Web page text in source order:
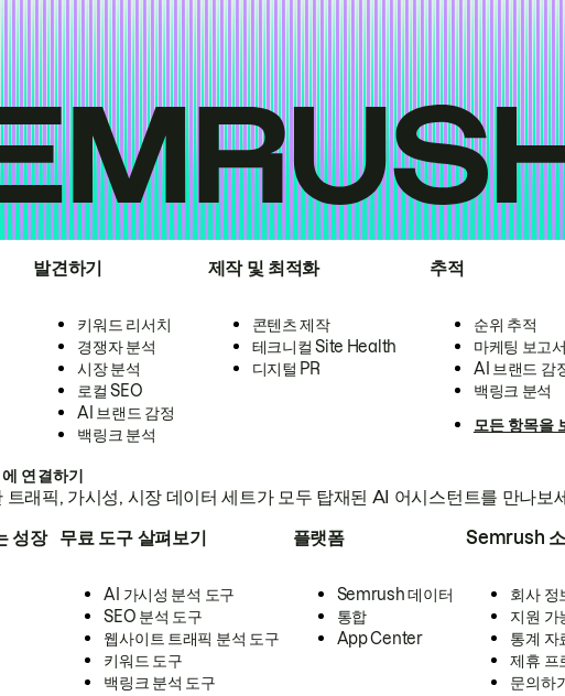
발견하기
키워드 리서치
경쟁자 분석
시장 분석
로컬 SEO
AI 브랜드 감정
백링크 분석
제작 및 최적화
콘텐츠 제작
테크니컬 Site Health
디지털 PR
추적
순위 추적
마케팅 보고
AI 브랜드 감
백링크 분석
모든 항목을
연결하기
트래픽, 가시성, 시장 데이터 세트가 모두 탑재된 AI 어시스턴트를 만나보
성장 무료 도구 살펴보기
AI 가시성 분석 도구
SEO 분석 도구
웹사이트 트래픽 분석 도구
키워드 도구
백링크 분석 도구
플랫폼
Semrush 데이터
통합
App Center
Semrush
회사 정
지원 가
통계 자
제휴 프
문의하